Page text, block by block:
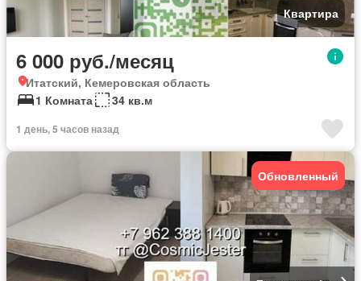
Квартира
6 000 руб./месяц
Итатский, Кемеровская область
1 Комната
34 кв.м
1 день, 5 часов назад
Обновленный